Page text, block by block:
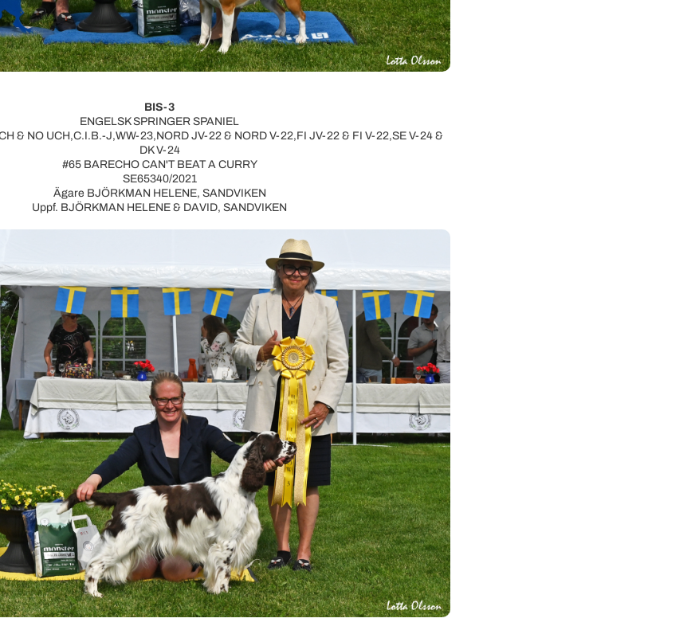
BIS-3
ENGELSK SPRINGER SPANIEL
& NO UCH,C.I.B.-J,WW-23,NORD JV-22 & NORD V-22,FI JV-22 & FI V-22,SE V-24 &
DK V-24
#65 BARECHO CAN'T BEAT A CURRY
SE65340/2021
Ägare BJÖRKMAN HELENE, SANDVIKEN
Uppf. BJÖRKMAN HELENE & DAVID, SANDVIKEN